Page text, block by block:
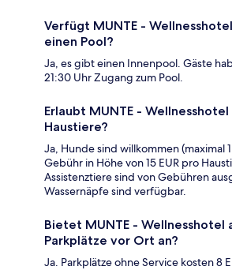
Verfügt MUNTE -
einen Pool?
Ja, es gibt einen Innenpool. Gäste
21:30 Uhr Zugang zum Pool.
Erlaubt MUNTE -
Haustiere?
Ja, Hunde sind willkommen (maximal
Gebühr in Höhe von 15 EUR pro
Assistenztiere sind von Gebühren
Wassernäpfe sind verfügbar.
Bietet MUNTE - Wellnesshotel
Parkplätze vor Ort an?
Ja. Parkplätze ohne Service kosten 8